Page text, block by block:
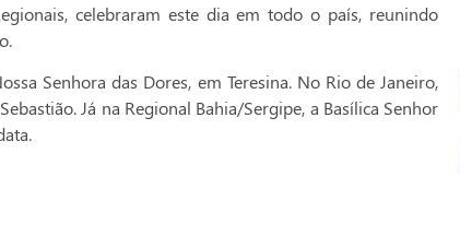
celebraram este dia em todo o país, reunindo
Senhora das Dores, em Teresina. No Rio de Janeiro,
Já na Regional Bahia/Sergipe, a Basílica Senhor